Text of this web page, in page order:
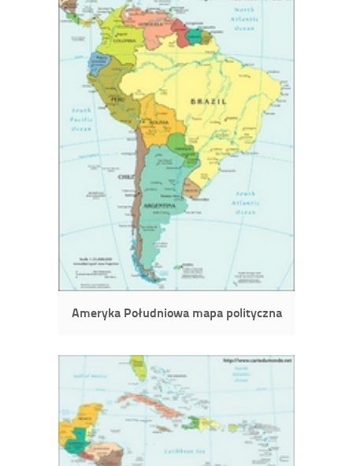
Ameryka Południowa mapa polityczna